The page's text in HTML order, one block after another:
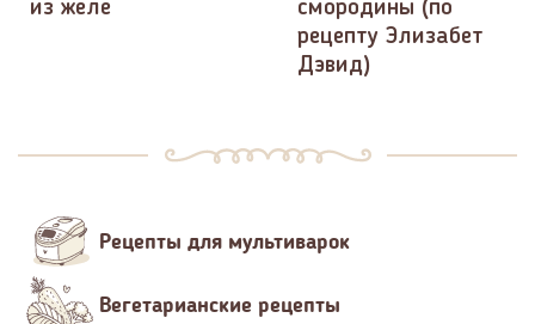
из желе
смородины (по
рецепту Элизабет
Дэвид)
Рецепты для мультиварок
Вегетарианские рецепты